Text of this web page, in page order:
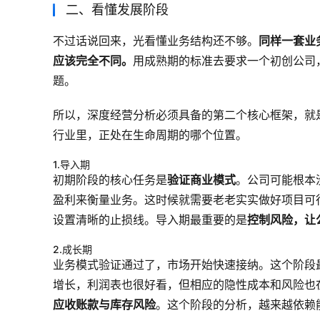
二、看懂发展阶段
不过话说回来，光看懂业务结构还不够。
同样一套
应该完全不同。 用成熟期的标准去要求一个初创公
题。
所以，深度经营分析必须具备的第二个核心框架，就
行业里，正处在生命周期的哪个位置。
1.导入期
初期阶段的核心任务是验证商业模式。公司可能根本
盈利来衡量业务。这时候就需要老老实实做好项目
设置清晰的止损线。导入期最重要的是控制风险，让
2.成长期
业务模式验证通过了，市场开始快速接纳。这个阶
增长，利润表也很好看，但相应的隐性成本和风险
应收账款与库存风险。这个阶段的分析，越来越依赖